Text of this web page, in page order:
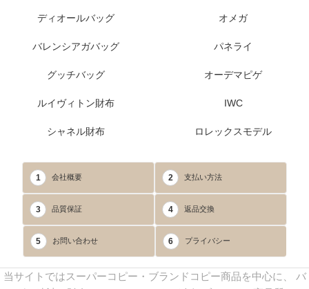
ディオールバッグ
バレンシアガバッグ
グッチバッグ
ルイヴィトン財布
シャネル財布
オメガ
パネライ
オーデマピゲ
IWC
ロレックスモデル
1 会社概要 2 支払い方法
3 品質保証 4 返品交換
5 お問い合わせ 6 プライバシー
当サイトではスーパーコピー・ブランドコピー商品を中心に、 バ